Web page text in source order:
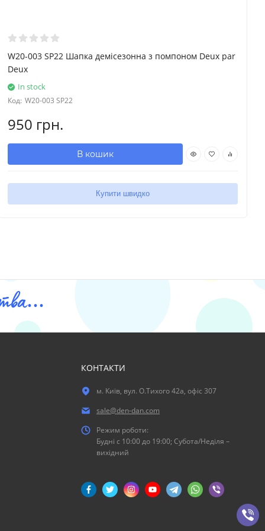
W20-003 SP22 Шапка демісезонна з помпоном Deux par
Deux
In stock
Код: W20-003 SP22
950 грн.
В кошик
Купити швидко
КОНТАКТИ
м. Київ, вул. О.Тихого 42а, офіс 307
sale@den-dan.com
Режим роботи:
Будні c 10:00 до 19:00; Субота/Неділя –
вихідний